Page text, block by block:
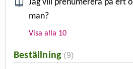
Jag vill prenumerera på ert
man?
Visa alla 10
Beställning 9